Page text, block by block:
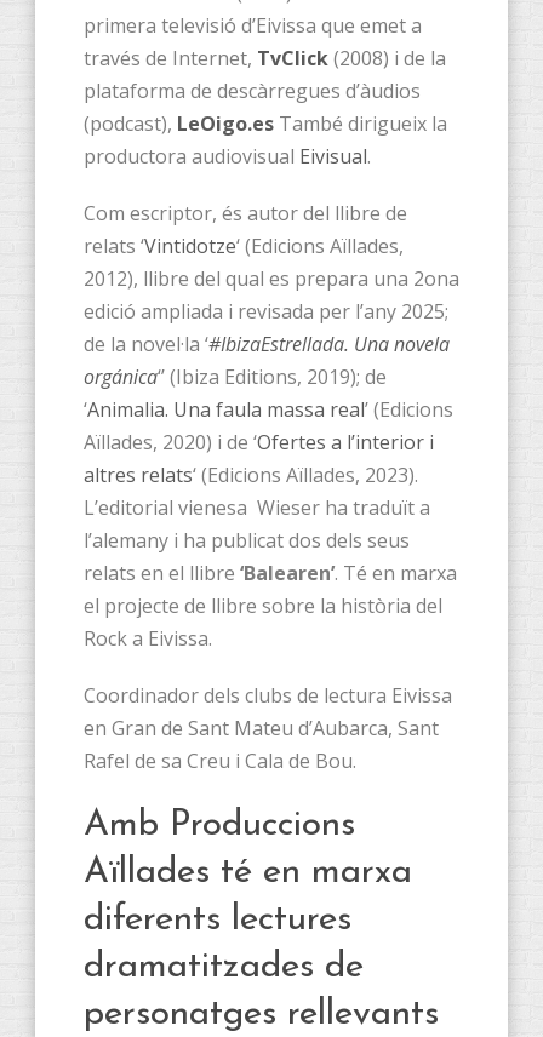
primera televisió d’Eivissa que emet a
través de Internet, TvClick(2008) i de la
plataforma de descàrregues d’àudios
(podcast), LeOigo.es També dirigueix la
productora audiovisual Eivisual.
Com escriptor, és autor del llibre de
relats ‘Vintidotze‘ (Edicions Aïllades,
2012), llibre del qual es prepara una 2ona
edició ampliada i revisada per l’any 2025;
de la novel·la ‘#IbizaEstrellada. Una novela
orgánica‘’ (Ibiza Editions, 2019); de
‘Animalia. Una faula massa real’ (Edicions
Aïllades, 2020) i de ‘Ofertes a l’interior i
altres relats‘ (Edicions Aïllades, 2023).
L’editorial vienesa Wieser ha traduït a
l’alemany i ha publicat dos dels seus
relats en el llibre ‘Balearen’. Té en marxa
el projecte de llibre sobre la història del
Rock a Eivissa.
Coordinador dels clubs de lectura Eivissa
en Gran de Sant Mateu d’Aubarca, Sant
Rafel de sa Creu i Cala de Bou.
Amb Produccions
Aïllades té en marxa
diferents lectures
dramatitzades de
personatges rellevants